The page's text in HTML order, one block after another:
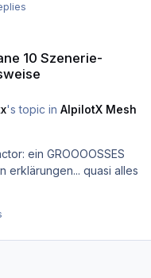
10 Szenerie-
's topic in AlpilotX Mesh
ein GROOOOSSES
erklärungen... quasi alles